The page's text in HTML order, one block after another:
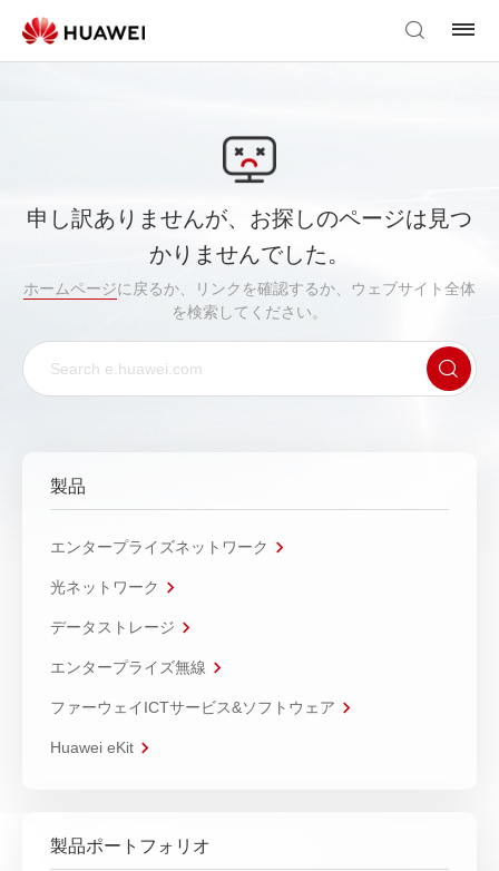
申し訳ありませんが、お探しのページは見つ
かりませんでした。
ホームページに戻るか、リンクを確認するか、ウェブサイト全体
を検索してください。
製品
エンタープライズネットワーク
光ネットワーク
データストレージ
エンタープライズ無線
ファーウェイICTサービス&ソフトウェア
Huawei eKit
製品ポートフォリオ